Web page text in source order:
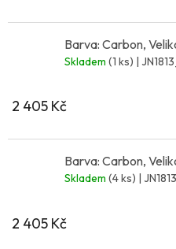
Barva: Carbon,
Skladem (1 ks) |
2 405 Kč
Barva: Carbon,
Skladem (4 ks) |
2 405 Kč